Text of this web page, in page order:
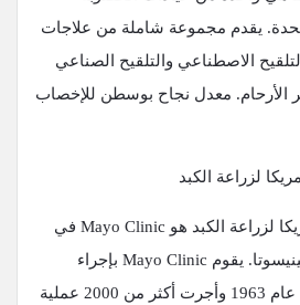
يقدم مجموعة شاملة من علاجات
الاصطناعي والتلقيح الصناعي
الأرحام. معدل نجاح بوسطن للإخصاب
لزراعة الكبد
أفضل مستشفى في أمريكا لزراعة الكبد هو Mayo Clinic في
مدينة روتشستر بولاية مينيسوتا. يقوم Mayo Clinic بإجراء
عمليات زراعة الكبد منذ عام 1963 وأجرت أكثر من 2000 عملية